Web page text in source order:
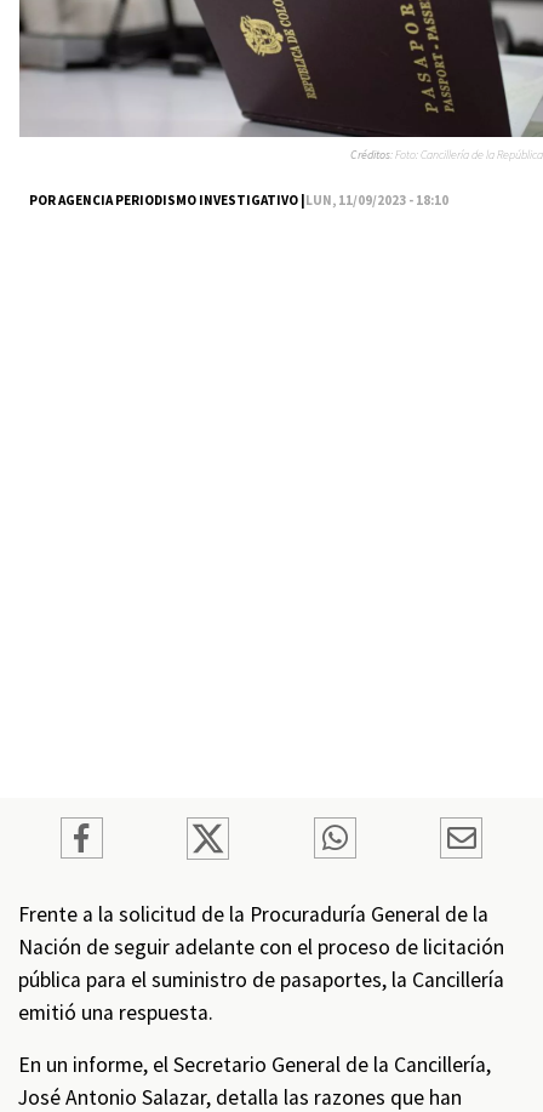
POR AGENCIA PERIODISMO INVESTIGATIVO |LUN, 11/09/2023 - 18:10
Créditos:Foto: Cancillería de la República
Frente a la solicitud de la Procuraduría General de la
Nación de seguir adelante con el proceso de licitación
pública para el suministro de pasaportes, la Cancillería
emitió una respuesta.
En un informe, el Secretario General de la Cancillería,
José Antonio Salazar, detalla las razones que han